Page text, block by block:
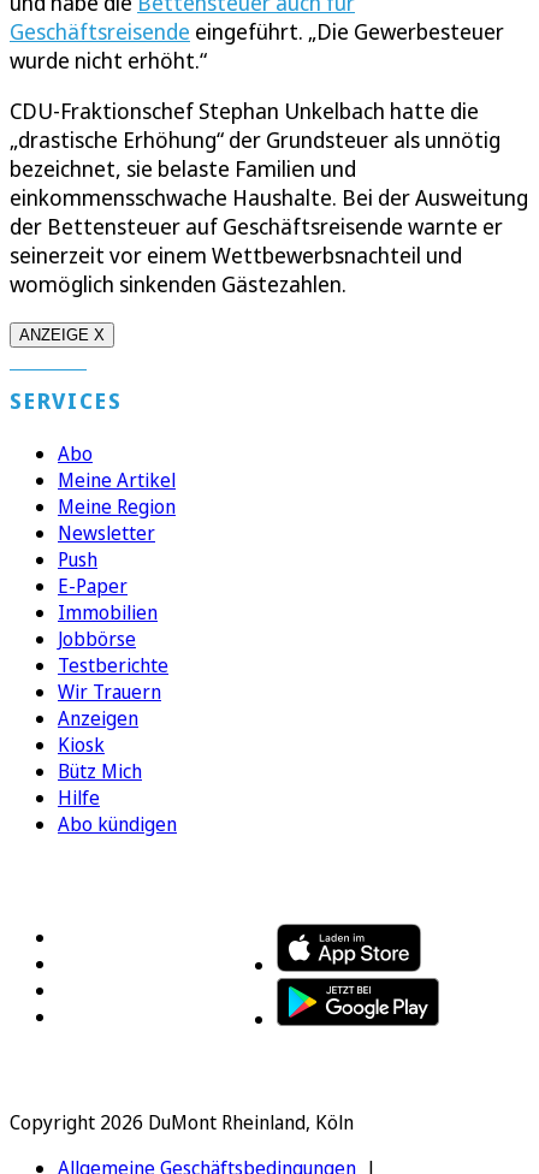
Geschäftsreisende eingeführt. „Die Gewerbesteuer
wurde nicht erhöht.“
CDU-Fraktionschef Stephan Unkelbach hatte die
„drastische Erhöhung“ der Grundsteuer als unnötig
bezeichnet, sie belaste Familien und
einkommensschwache Haushalte. Bei der Ausweitung
der Bettensteuer auf Geschäftsreisende warnte er
seinerzeit vor einem Wettbewerbsnachteil und
womöglich sinkenden Gästezahlen.
ANZEIGE X
SERVICES
Abo
Meine Artikel
Meine Region
Newsletter
Push
E-Paper
Immobilien
Jobbörse
Testberichte
Wir Trauern
Anzeigen
Kiosk
Bütz Mich
Hilfe
Abo kündigen
Copyright 2026 DuMont Rheinland, Köln
Allgemeine Geschäftsbedingungen